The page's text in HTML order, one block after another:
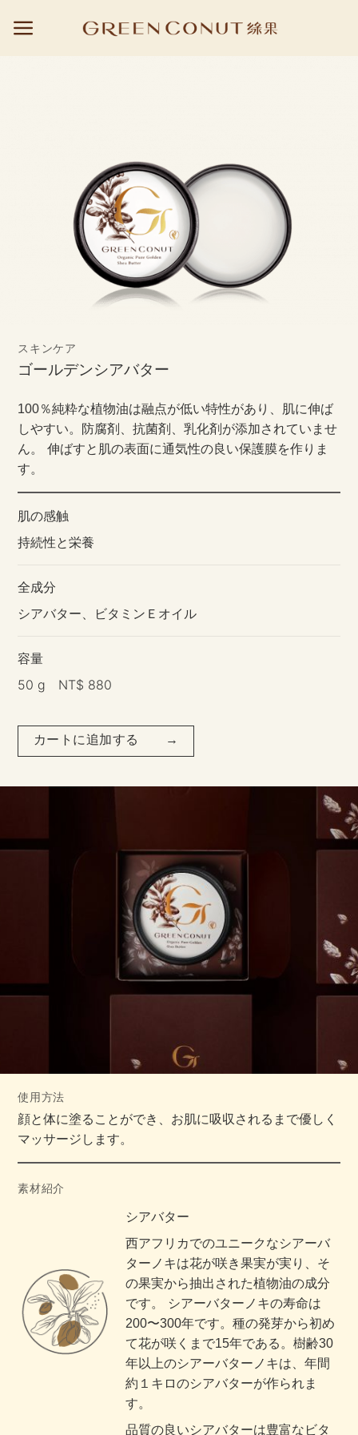
スキンケア
ゴールデンシアバター
100％純粋な植物油は融点が低い特性があり、肌に伸ば
しやすい。防腐剤、抗菌剤、乳化剤が添加されていませ
ん。 伸ばすと肌の表面に通気性の良い保護膜を作りま
す。
肌の感触
持続性と栄養
全成分
シアバター、ビタミンＥオイル
容量
50 g NT$ 880
カートに追加する →
使用方法
顔と体に塗ることができ、お肌に吸収されるまで優しく
マッサージします。
素材紹介
シアバター
西アフリカでのユニークなシアーバ
ターノキは花が咲き果実が実り、そ
の果実から抽出された植物油の成分
です。 シアーバターノキの寿命は
200〜300年です。種の発芽から初め
て花が咲くまで15年である。樹齢30
年以上のシアーバターノキは、年間
約１キロのシアバターが作られま
す。
品質の良いシアバターは豊富なビタ